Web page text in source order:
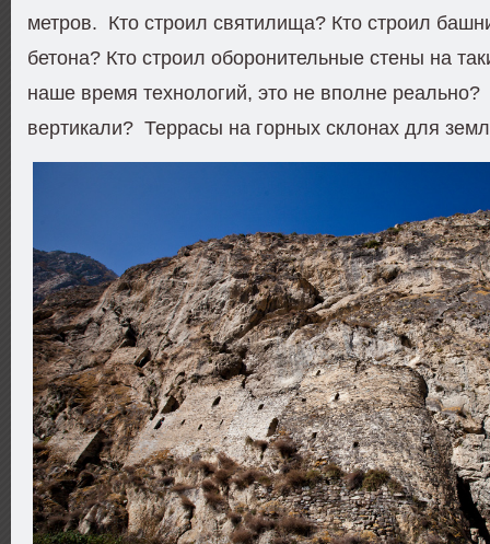
метров. Кто строил святилища? Кто строил
бетона? Кто строил оборонительные стены на
наше время технологий, это не вполне
вертикали? Террасы на горных склонах для